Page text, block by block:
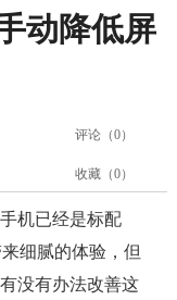
动降低屏
评论（0）
收藏（0）
机已经是标配
细腻的体验，但
没有办法改善这